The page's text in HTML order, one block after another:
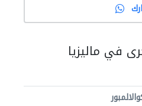
في ماليزيا